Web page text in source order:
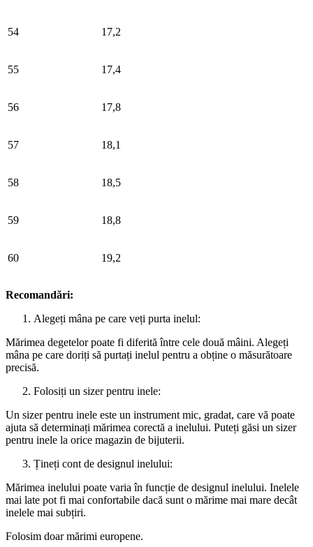
54 17,2
55 17,4
56 17,8
57 18,1
58 18,5
59 18,8
60 19,2
Recomandări:
Alegeți mâna pe care veți purta inelul:
Mărimea degetelor poate fi diferită între cele două mâini. Alegeți
mâna pe care doriți să purtați inelul pentru a obține o măsurătoare
precisă.
Folosiți un sizer pentru inele:
Un sizer pentru inele este un instrument mic, gradat, care vă poate
ajuta să determinați mărimea corectă a inelului. Puteți găsi un sizer
pentru inele la orice magazin de bijuterii.
Țineți cont de designul inelului:
Mărimea inelului poate varia în funcție de designul inelului. Inelele
mai late pot fi mai confortabile dacă sunt o mărime mai mare decât
inelele mai subțiri.
Folosim doar mărimi europene.